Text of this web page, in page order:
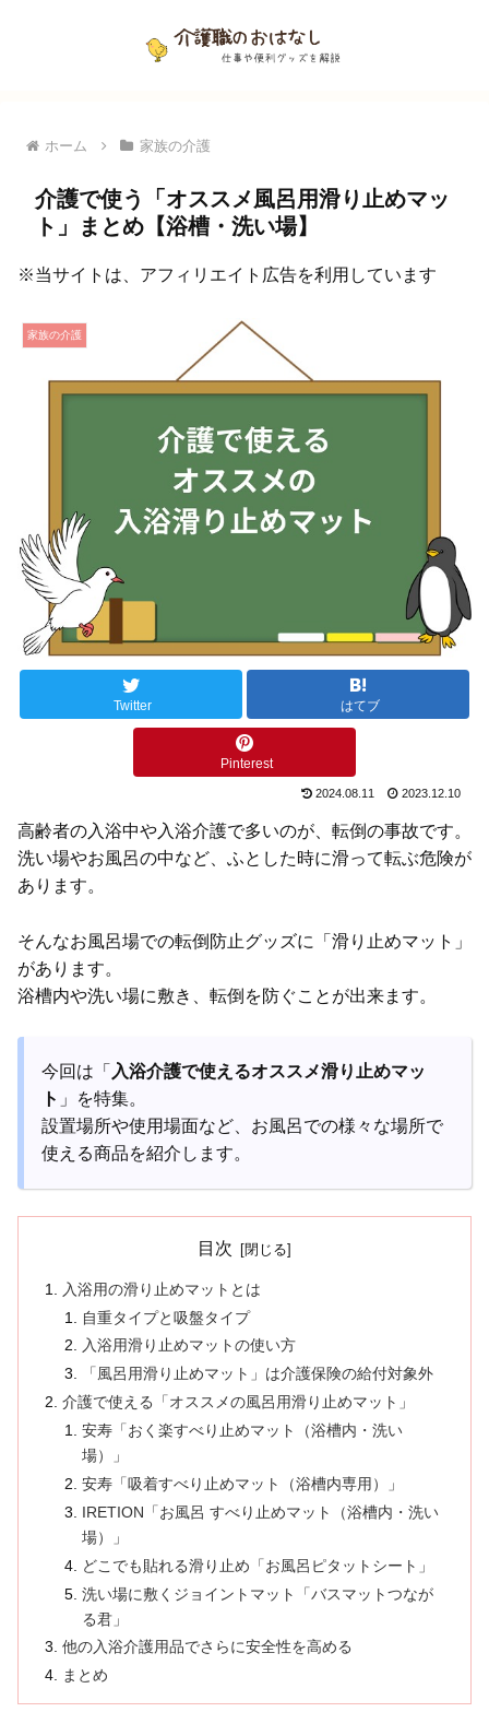
ホーム 家族の介護
介護で使う「オススメ風呂用滑り止めマッ
ト」まとめ【浴槽・洗い場】
※当サイトは、アフィリエイト広告を利用しています
家族の介護
Twitter はてブ
Pinterest
2024.08.11 2023.12.10
高齢者の入浴中や入浴介護で多いのが、転倒の事故です。
洗い場やお風呂の中など、ふとした時に滑って転ぶ危険が
あります。
そんなお風呂場での転倒防止グッズに「滑り止めマット」
があります。
浴槽内や洗い場に敷き、転倒を防ぐことが出来ます。
今回は「 入浴介護で使えるオススメ滑り止めマッ
ト 」を特集。
設置場所や使用場面など、お風呂での様々な場所で
使える商品を紹介します。
目次
入浴用の滑り止めマットとは
自重タイプと吸盤タイプ
入浴用滑り止めマットの使い方
「風呂用滑り止めマット」は介護保険の給付対象外
介護で使える「オススメの風呂用滑り止めマット」
安寿「おく楽すべり止めマット（浴槽内・洗い
場）」
安寿「吸着すべり止めマット（浴槽内専用）」
IRETION「お風呂 すべり止めマット（浴槽内・洗い
場）」
どこでも貼れる滑り止め「お風呂ピタットシート」
洗い場に敷くジョイントマット「バスマットつなが
る君」
他の入浴介護用品でさらに安全性を高める
まとめ